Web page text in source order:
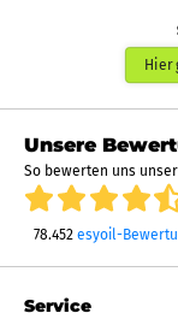
Hier
Unsere
So bewerten uns
78.452 esyoil-
Service